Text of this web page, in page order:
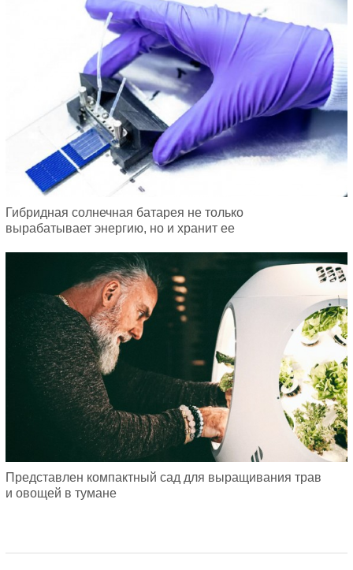
Гибридная солнечная батарея не только
вырабатывает энергию, но и хранит ее
Представлен компактный сад для выращивания трав
и овощей в тумане